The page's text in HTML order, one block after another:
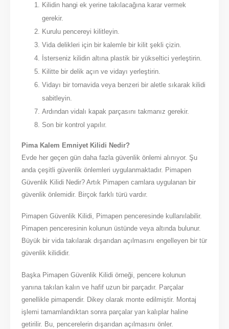
Kilidin hangi ek yerine takılacağına karar vermek
gerekir.
Kurulu pencereyi kilitleyin.
Vida delikleri için bir kalemle bir kilit şekli çizin.
İsterseniz kilidin altına plastik bir yükseltici yerleştirin.
Kilitte bir delik açın ve vidayı yerleştirin.
Vidayı bir tornavida veya benzeri bir aletle sıkarak kilidi
sabitleyin.
Ardından vidalı kapak parçasını takmanız gerekir.
Son bir kontrol yapılır.
Pima Kalem Emniyet Kilidi Nedir?
Evde her geçen gün daha fazla güvenlik önlemi alınıyor. Şu
anda çeşitli güvenlik önlemleri uygulanmaktadır. Pimapen
Güvenlik Kilidi Nedir? Artık Pimapen camlara uygulanan bir
güvenlik önlemidir. Birçok farklı türü vardır.
Pimapen Güvenlik Kilidi, Pimapen penceresinde kullanılabilir.
Pimapen penceresinin kolunun üstünde veya altında bulunur.
Büyük bir vida takılarak dışarıdan açılmasını engelleyen bir tür
güvenlik kilididir.
Başka Pimapen Güvenlik Kilidi örneği, pencere kolunun
yanına takılan kalın ve hafif uzun bir parçadır. Parçalar
genellikle pimapendir. Dikey olarak monte edilmiştir. Montaj
işlemi tamamlandıktan sonra parçalar yan kalıplar haline
getirilir. Bu, pencerelerin dışarıdan açılmasını önler.